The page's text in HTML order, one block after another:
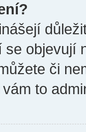
se objevují
či
to